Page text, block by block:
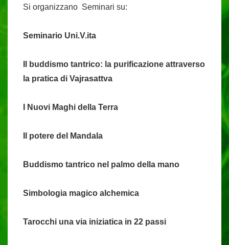
Si organizzano Seminari su:
Seminario Uni.V.ita
Il buddismo tantrico: la purificazione attraverso
la pratica di Vajrasattva
I Nuovi Maghi della Terra
Il potere del Mandala
Buddismo tantrico nel palmo della mano
Simbologia magico alchemica
Tarocchi una via iniziatica in 22 passi